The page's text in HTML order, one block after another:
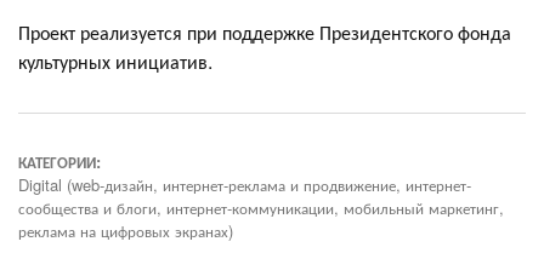
Проект реализуется при поддержке Президентского фонда
культурных инициатив.
КАТЕГОРИИ:
Digital (web-дизайн, интернет-реклама и продвижение, интернет-
сообщества и блоги, интернет-коммуникации, мобильный маркетинг,
реклама на цифровых экранах)